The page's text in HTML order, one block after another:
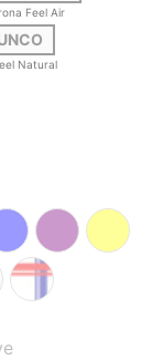
Feel Air
Natural